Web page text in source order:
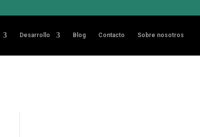
Desarrollo Blog Contacto Sobre nosotros